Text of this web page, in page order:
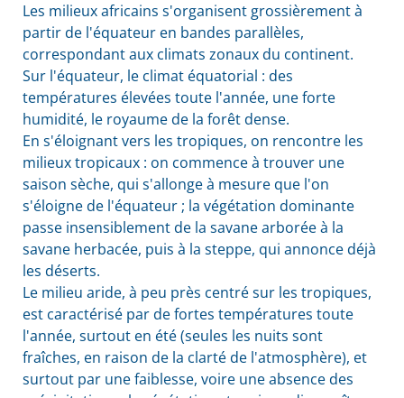
Les milieux africains s'organisent grossièrement à
partir de l'équateur en bandes parallèles,
correspondant aux climats zonaux du continent.
Sur l'équateur, le climat équatorial : des
températures élevées toute l'année, une forte
humidité, le royaume de la forêt dense.
En s'éloignant vers les tropiques, on rencontre les
milieux tropicaux : on commence à trouver une
saison sèche, qui s'allonge à mesure que l'on
s'éloigne de l'équateur ; la végétation dominante
passe insensiblement de la savane arborée à la
savane herbacée, puis à la steppe, qui annonce déjà
les déserts.
Le milieu aride, à peu près centré sur les tropiques,
est caractérisé par de fortes températures toute
l'année, surtout en été (seules les nuits sont
fraîches, en raison de la clarté de l'atmosphère), et
surtout par une faiblesse, voire une absence des